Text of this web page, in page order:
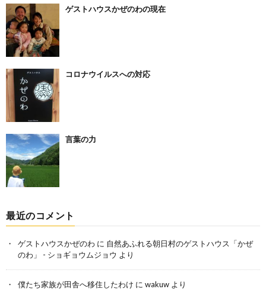
ゲストハウスかぜのわの現在
コロナウイルスへの対応
言葉の力
最近のコメント
ゲストハウスかぜのわ に 自然あふれる朝日村のゲストハウス「かぜ
のわ」 - ショギョウムジョウ より
僕たち家族が田舎へ移住したわけ に wakuw より